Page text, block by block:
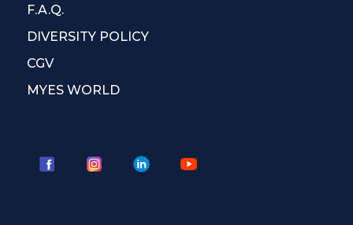
F.A.Q.
DIVERSITY POLICY
CGV
MYES WORLD